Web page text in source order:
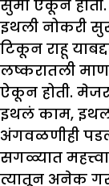
सुमा ऐकून होती.
इथली नोकरी
टिकून राहू
लष्करातली
ऐकून होती.
इथलं काम,
अंगवळणीही
सगळ्यात
त्यातून अनेक